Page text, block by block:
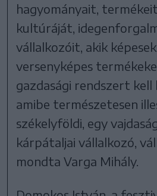
hagyományait,
kultúráját,
vállalkozóit, akik
versenyképes
gazdasági rendszert kell
amibe természetesen
székelyföldi, egy
kárpátaljai vállalkozó,
mondta Varga Mihály.